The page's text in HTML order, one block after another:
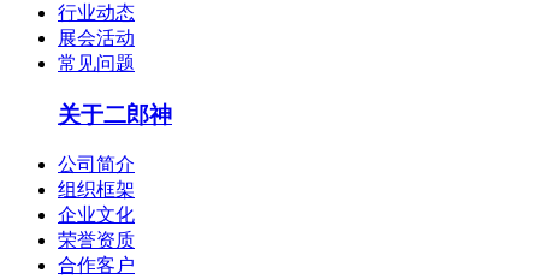
行业动态
展会活动
常见问题
关于二郎神
公司简介
组织框架
企业文化
荣誉资质
合作客户